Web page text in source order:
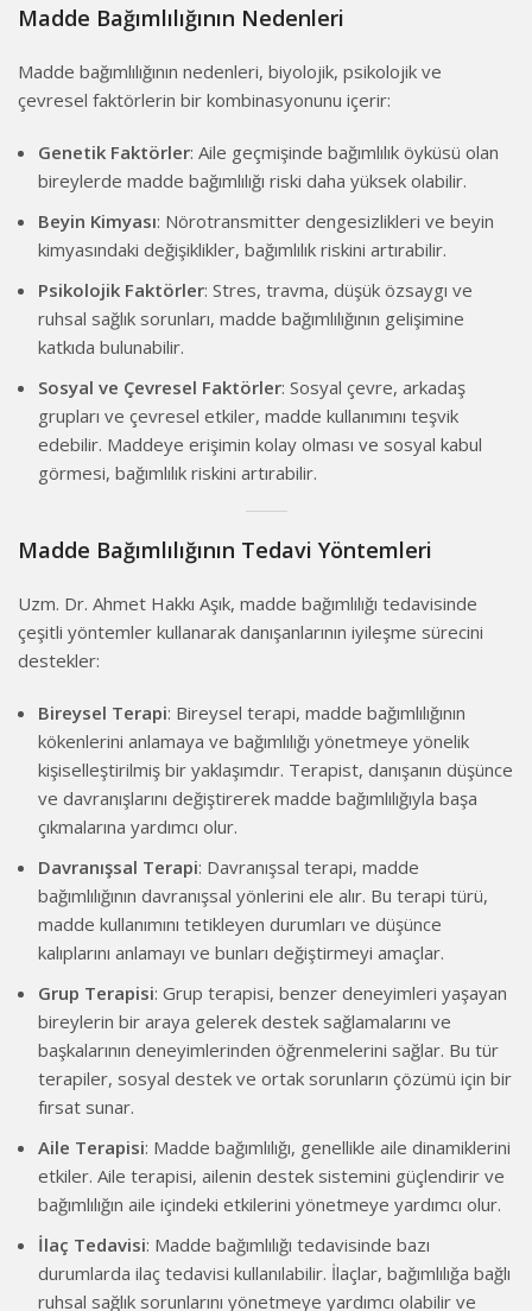
Madde Bağımlılığının Nedenleri
Madde bağımlılığının nedenleri, biyolojik, psikolojik ve
çevresel faktörlerin bir kombinasyonunu içerir:
Genetik Faktörler: Aile geçmişinde bağımlılık öyküsü olan
bireylerde madde bağımlılığı riski daha yüksek olabilir.
Beyin Kimyası: Nörotransmitter dengesizlikleri ve beyin
kimyasındaki değişiklikler, bağımlılık riskini artırabilir.
Psikolojik Faktörler: Stres, travma, düşük özsaygı ve
ruhsal sağlık sorunları, madde bağımlılığının gelişimine
katkıda bulunabilir.
Sosyal ve Çevresel Faktörler: Sosyal çevre, arkadaş
grupları ve çevresel etkiler, madde kullanımını teşvik
edebilir. Maddeye erişimin kolay olması ve sosyal kabul
görmesi, bağımlılık riskini artırabilir.
Madde Bağımlılığının Tedavi Yöntemleri
Uzm. Dr. Ahmet Hakkı Aşık, madde bağımlılığı tedavisinde
çeşitli yöntemler kullanarak danışanlarının iyileşme sürecini
destekler:
Bireysel Terapi: Bireysel terapi, madde bağımlılığının
kökenlerini anlamaya ve bağımlılığı yönetmeye yönelik
kişiselleştirilmiş bir yaklaşımdır. Terapist, danışanın düşünce
ve davranışlarını değiştirerek madde bağımlılığıyla başa
çıkmalarına yardımcı olur.
Davranışsal Terapi: Davranışsal terapi, madde
bağımlılığının davranışsal yönlerini ele alır. Bu terapi türü,
madde kullanımını tetikleyen durumları ve düşünce
kalıplarını anlamayı ve bunları değiştirmeyi amaçlar.
Grup Terapisi: Grup terapisi, benzer deneyimleri yaşayan
bireylerin bir araya gelerek destek sağlamalarını ve
başkalarının deneyimlerinden öğrenmelerini sağlar. Bu tür
terapiler, sosyal destek ve ortak sorunların çözümü için bir
fırsat sunar.
Aile Terapisi: Madde bağımlılığı, genellikle aile dinamiklerini
etkiler. Aile terapisi, ailenin destek sistemini güçlendirir ve
bağımlılığın aile içindeki etkilerini yönetmeye yardımcı olur.
İlaç Tedavisi: Madde bağımlılığı tedavisinde bazı
durumlarda ilaç tedavisi kullanılabilir. İlaçlar, bağımlılığa bağlı
ruhsal sağlık sorunlarını yönetmeye yardımcı olabilir ve